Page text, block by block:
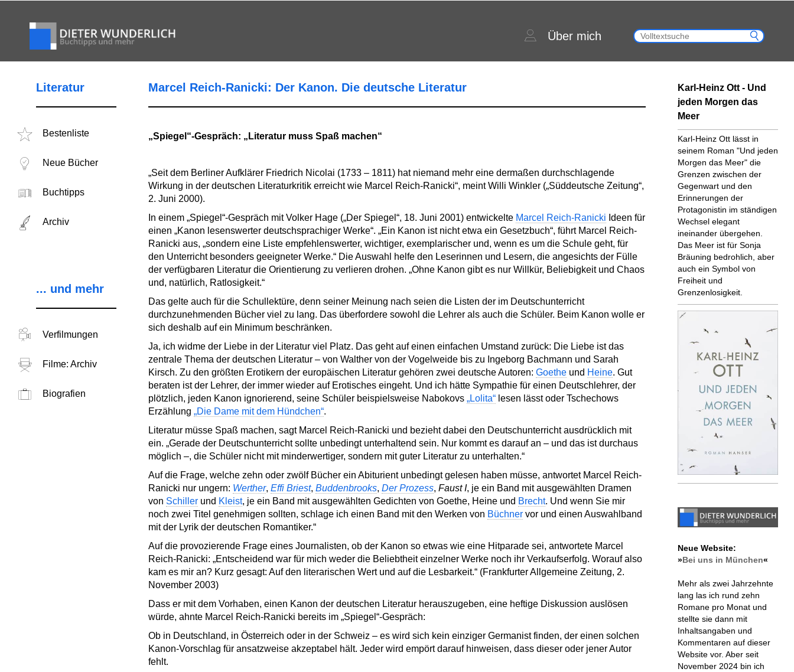
Über mich
Literatur
Bestenliste
Neue Bücher
Buchtipps
Archiv
... und mehr
Verfilmungen
Filme: Archiv
Biografien
Marcel Reich-Ranicki: Der Kanon. Die deutsche Literatur
„Spiegel“-Gespräch: „Literatur muss Spaß machen“
„Seit dem Berliner Aufklärer Friedrich Nicolai (1733 – 1811) hat niemand mehr eine dermaßen durchschlagende
Wirkung in der deutschen Literaturkritik erreicht wie Marcel Reich-Ranicki“, meint Willi Winkler („Süddeutsche Zeitung“,
2. Juni 2000).
In einem „Spiegel“-Gespräch mit Volker Hage („Der Spiegel“, 18. Juni 2001) entwickelte Marcel Reich-Ranicki Ideen für
einen „Kanon lesenswerter deutschsprachiger Werke“. „Ein Kanon ist nicht etwa ein Gesetzbuch“, führt Marcel Reich-
Ranicki aus, „sondern eine Liste empfehlenswerter, wichtiger, exemplarischer und, wenn es um die Schule geht, für
den Unterricht besonders geeigneter Werke.“ Die Auswahl helfe den Leserinnen und Lesern, die angesichts der Fülle
der verfügbaren Literatur die Orientierung zu verlieren drohen. „Ohne Kanon gibt es nur Willkür, Beliebigkeit und Chaos
und, natürlich, Ratlosigkeit.“
Das gelte auch für die Schullektüre, denn seiner Meinung nach seien die Listen der im Deutschunterricht
durchzunehmenden Bücher viel zu lang. Das überfordere sowohl die Lehrer als auch die Schüler. Beim Kanon wolle er
sich deshalb auf ein Minimum beschränken.
Ja, ich widme der Liebe in der Literatur viel Platz. Das geht auf einen einfachen Umstand zurück: Die Liebe ist das
zentrale Thema der deutschen Literatur – von Walther von der Vogelweide bis zu Ingeborg Bachmann und Sarah
Kirsch. Zu den größten Erotikern der europäischen Literatur gehören zwei deutsche Autoren: Goetheund Heine. Gut
beraten ist der Lehrer, der immer wieder auf Erotisches eingeht. Und ich hätte Sympathie für einen Deutschlehrer, der
plötzlich, jeden Kanon ignorierend, seine Schüler beispielsweise Nabokovs „Lolita“lesen lässt oder Tschechows
Erzählung „Die Dame mit dem Hündchen“.
Literatur müsse Spaß machen, sagt Marcel Reich-Ranicki und bezieht dabei den Deutschunterricht ausdrücklich mit
ein. „Gerade der Deutschunterricht sollte unbedingt unterhaltend sein. Nur kommt es darauf an – und das ist durchaus
möglich –, die Schüler nicht mit minderwertiger, sondern mit guter Literatur zu unterhalten.“
Auf die Frage, welche zehn oder zwölf Bücher ein Abiturient unbedingt gelesen haben müsse, antwortet Marcel Reich-
Ranicki nur ungern: Werther, Effi Briest, Buddenbrooks, Der Prozess, Faust I, je ein Band mit ausgewählten Dramen
von Schillerund Kleist, je ein Band mit ausgewählten Gedichten von Goethe, Heine und Brecht. Und wenn Sie mir
noch zwei Titel genehmigen sollten, schlage ich einen Band mit den Werken von Büchnervor und einen Auswahlband
mit der Lyrik der deutschen Romantiker.“
Auf die provozierende Frage eines Journalisten, ob der Kanon so etwas wie eine Hitparade sei, antwortete Marcel
Reich-Ranicki: „Entscheidend war für mich weder die Beliebtheit einzelner Werke noch ihr Verkaufserfolg. Worauf also
kam es mir an? Kurz gesagt: Auf den literarischen Wert und auf die Lesbarkeit.“ (Frankfurter Allgemeine Zeitung, 2.
November 2003)
Dass er mit dem Vorhaben, einen Kanon der deutschen Literatur herauszugeben, eine heftige Diskussion auslösen
würde, ahnte Marcel Reich-Ranicki bereits im „Spiegel“-Gespräch:
Ob in Deutschland, in Österreich oder in der Schweiz – es wird sich kein einziger Germanist finden, der einen solchen
Kanon-Vorschlag für ansatzweise akzeptabel hält. Jeder wird empört darauf hinweisen, dass dieser oder jener Autor
fehlt.
Karl-Heinz Ott - Und
jeden Morgen das
Meer
Karl-Heinz Ott lässt in
seinem Roman "Und jeden
Morgen das Meer" die
Grenzen zwischen der
Gegenwart und den
Erinnerungen der
Protagonistin im ständigen
Wechsel elegant
ineinander übergehen.
Das Meer ist für Sonja
Bräuning bedrohlich, aber
auch ein Symbol von
Freiheit und
Grenzenlosigkeit.
Neue Website:
»Bei uns in München«
Mehr als zwei Jahrzehnte
lang las ich rund zehn
Romane pro Monat und
stellte sie dann mit
Inhaltsangaben und
Kommentaren auf dieser
Website vor. Aber seit
November 2024 bin ich